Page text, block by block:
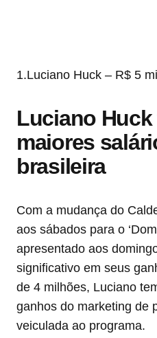
1.Luciano Huck – R$ 5
Luciano
maiores
brasileira
Com a mudança do
aos sábados para o
apresentado aos
significativo em seus
de 4 milhões, Luciano
ganhos do marketing de
veiculada ao programa.